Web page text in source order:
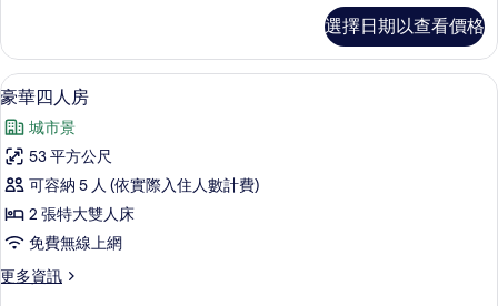
有
相
片
三
人
房
詳
情
選擇日期以查看價格
顯
示
豪
華
四
人
房
的
豪華四人房 | 高級寢具、羽絨被、迷
3
豪華四人房
城市景
53 平方公尺
可容納 5 人 (依實際入住人數計費)
2 張特大雙人床
免費無線上網
更多資訊
更